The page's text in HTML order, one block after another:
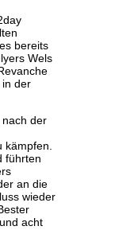
bereits
Wels
in der
der
führten
an die
wieder
acht